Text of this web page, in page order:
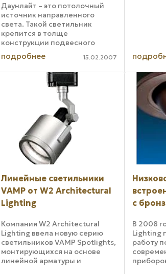
Даунлайт – это потолочный
источник направленного
света. Такой светильник
крепится в толще
конструкции подвесного
потолка и светит сквозь
отверстия в фальшпотолке.
Совсем недавно компания
Gotham Downlighting (США)
ввела новый даунлайт на
подробнее 15.02.2007
Линейные светильники
VAMP от W2 Architectural
Lighting
Компания W2 Architectural
Lighting ввела новую серию
светильников VAMP Spotlights,
монтирующихся на основе
линейной арматуры и
с
В 2008
Lighting
работу